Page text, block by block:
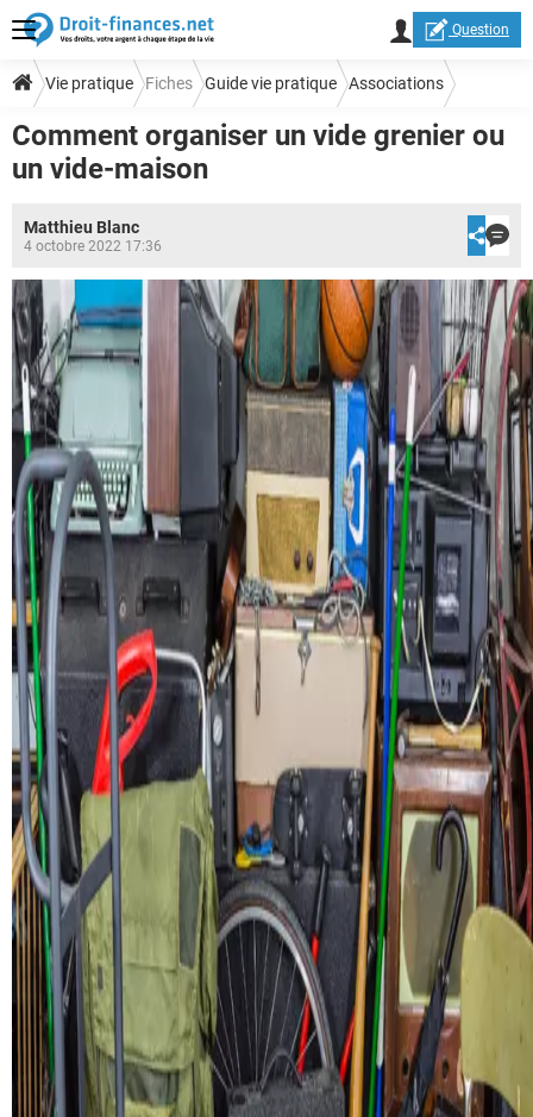
Question
Vie pratique Fiches Guide vie pratique Associations
Comment organiser un vide grenier ou
un vide-maison
Matthieu Blanc
4 octobre 2022 17:36